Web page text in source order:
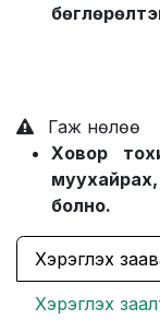
Гаж нөлөө
Ховор
болно.
Хэрэглэх
Хэрэглэх